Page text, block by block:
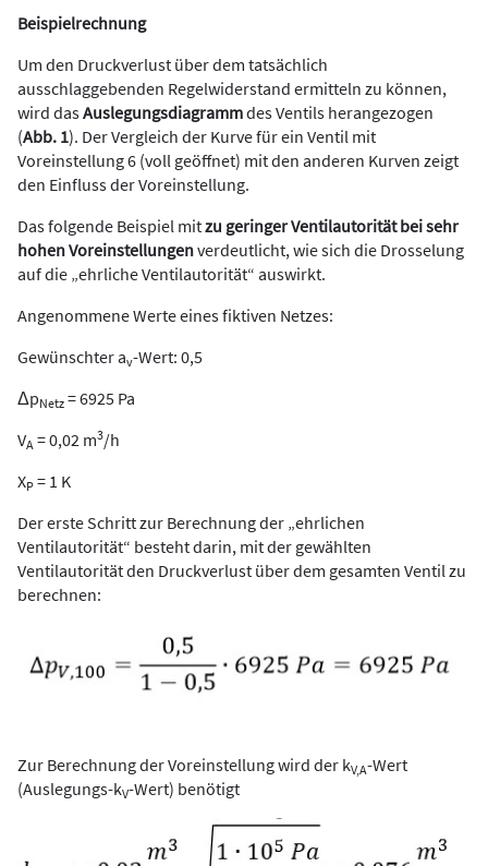
Beispielrechnung
Um den Druckverlust über dem tatsächlich
ausschlaggebenden Regelwiderstand ermitteln zu können,
wird dasAuslegungsdiagrammdes Ventils herangezogen
(Abb. 1). Der Vergleich der Kurve für ein Ventil mit
Voreinstellung 6 (voll geöffnet) mit den anderen Kurven zeigt
den Einfluss der Voreinstellung.
Das folgende Beispiel mitzu geringer Ventilautorität bei sehr
hohen Voreinstellungenverdeutlicht, wie sich die Drosselung
auf die „ehrliche Ventilautorität“ auswirkt.
Angenommene Werte eines fiktiven Netzes:
Gewünschter av-Wert: 0,5
ΔpNetz = 6925 Pa
VA = 0,02 m3/h
XP = 1 K
Der erste Schritt zur Berechnung der „ehrlichen
Ventilautorität“ besteht darin, mit der gewählten
Ventilautorität den Druckverlust über dem gesamten Ventil zu
berechnen:
Zur Berechnung der Voreinstellung wird der kV,A-Wert
(Auslegungs-kV-Wert) benötigt